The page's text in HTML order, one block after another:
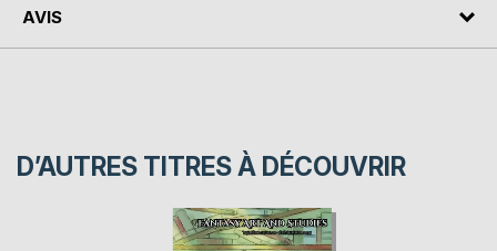
AVIS
D’AUTRES TITRES À DÉCOUVRIR